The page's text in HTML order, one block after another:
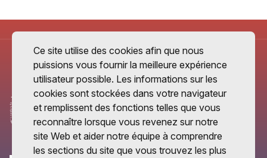
Ce site utilise des cookies afin que nous
puissions vous fournir la meilleure expérience
utilisateur possible. Les informations sur les
cookies sont stockées dans votre navigateur
et remplissent des fonctions telles que vous
reconnaître lorsque vous revenez sur notre
site Web et aider notre équipe à comprendre
les sections du site que vous trouvez les plus